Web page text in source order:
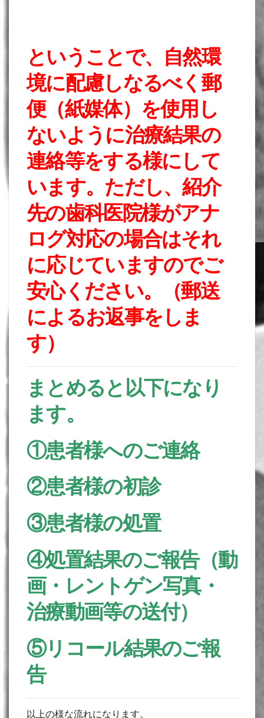
ということで、自然環
境に配慮しなるべく郵
便（紙媒体）を使用し
ないように治療結果の
連絡等をする様にして
います。 ただし、紹介
先の歯科医院様がアナ
ログ対応の場合はそれ
に応じていますのでご
安心ください。（郵送
によるお返事をしま
す）
まとめると以下になり
ます。
①患者様へのご連絡
②患者様の初診
③患者様の処置
④処置結果のご報告（動
画・レントゲン写真・
治療動画等の送付）
⑤リコール結果のご報
告
以上の様な流れになります。